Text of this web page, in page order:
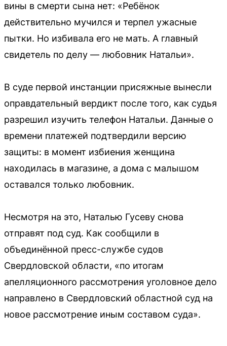
вины в смерти сына нет: «Ребёнок
действительно мучился и терпел ужасные
пытки. Но избивала его не мать. А главный
свидетель по делу — любовник Натальи».
В суде первой инстанции присяжные вынесли
оправдательный вердикт после того, как судья
разрешил изучить телефон Натальи. Данные о
времени платежей подтвердили версию
защиты: в момент избиения женщина
находилась в магазине, а дома с малышом
оставался только любовник.
Несмотря на это, Наталью Гусеву снова
отправят под суд. Как сообщили в
объединённой пресс-службе судов
Свердловской области, «по итогам
апелляционного рассмотрения уголовное дело
направлено в Свердловский областной суд на
новое рассмотрение иным составом суда».